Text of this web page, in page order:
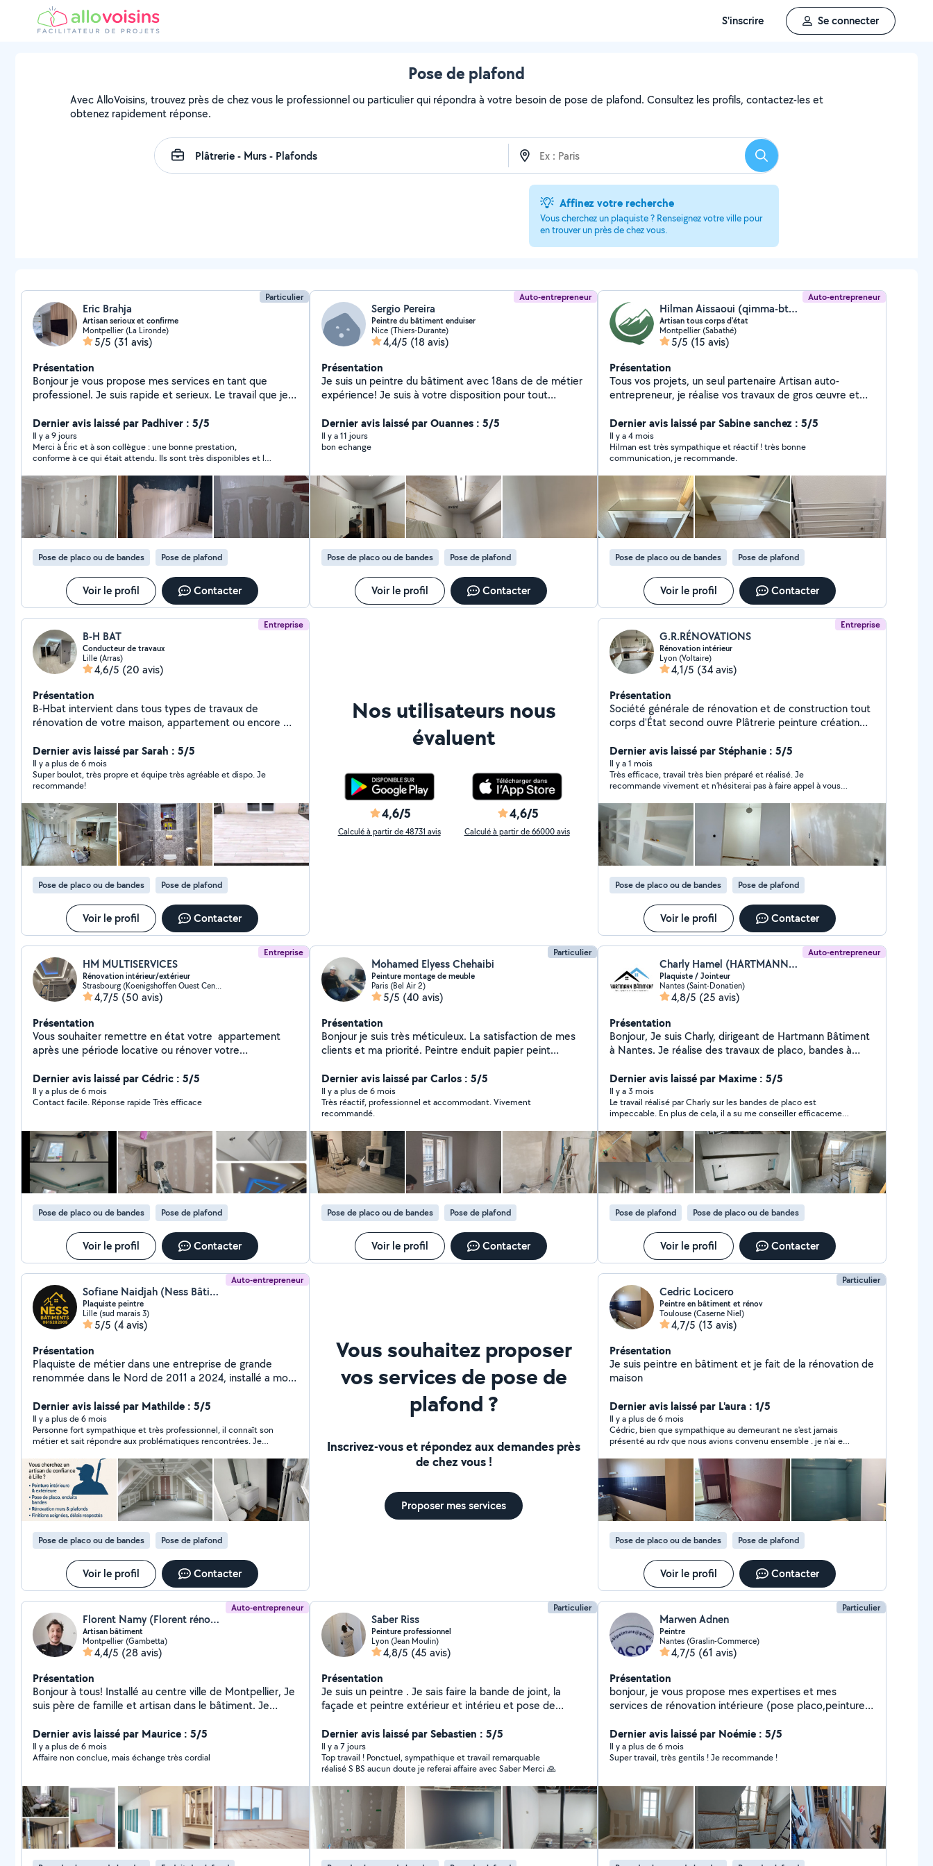
S'inscrire Se connecter
Pose de plafond
Avec AlloVoisins, trouvez près de chez vous le professionnel ou particulier qui répondra à votre besoin de pose de plafond. Consultez les profils, contactez-les et
obtenez rapidement réponse.
Rechercher
Affinez votre recherche
Vous cherchez un plaquiste ? Renseignez votre ville pour
en trouver un près de chez vous.
Particulier
Eric Brahja
Artisan serioux et confirme
Montpellier (La Lironde)
5/5 (31 avis)
Présentation
Bonjour je vous propose mes services en tant que
professionel. Je suis rapide et serieux. Le travail que je
placo, bandes joint, dalles sur plots. Merci contactez
moi.
Dernier avis laissé par Padhiver : 5/5
Il y a 9 jours
Merci à Éric et à son collègue : une bonne prestation,
conforme à ce qui était attendu. Ils sont très disponibles et le
Pose de placo ou de bandes Pose de plafond
Voir le profil Contacter
Auto-entrepreneur
Sergio Pereira
Peintre du bâtiment enduiser
Nice (Thiers-Durante)
4,4/5 (18 avis)
Présentation
Je suis un peintre du bâtiment avec 18ans de de métier
expérience! Je suis à votre disposition pour tout
enduits décoratifs e stucco faux marbre tapissirie etc
ne exite pas merci
Dernier avis laissé par Ouannes : 5/5
Il y a 11 jours
bon echange
Pose de placo ou de bandes Pose de plafond
Voir le profil Contacter
Auto-entrepreneur
Hilman Aissaoui (qimma-btp)
Artisan tous corps d'état
Montpellier (Sabathé)
5/5 (15 avis)
Présentation
Tous vos projets, un seul partenaire Artisan auto-
entrepreneur, je réalise vos travaux de gros œuvre et
donnez à vos chantiers la qualité et le soin qu'ils
méritent.
Dernier avis laissé par Sabine sanchez : 5/5
Il y a 4 mois
Hilman est très sympathique et réactif ! très bonne
communication, je recommande.
Pose de placo ou de bandes Pose de plafond
Voir le profil Contacter
Entreprise
B-H BAT
Conducteur de travaux
Lille (Arras)
4,6/5 (20 avis)
Présentation
B-Hbat intervient dans tous types de travaux de
rénovation de votre maison, appartement ou encore de
Isolation Peinture Jointure Revêtement de sol (Parquet
+ carrelage) extension maison Maçonnerie Fourniture et
pose de fenêtres sur mesure
Dernier avis laissé par Sarah : 5/5
Il y a plus de 6 mois
Super boulot, très propre et équipe très agréable et dispo. Je
recommande!
Pose de placo ou de bandes Pose de plafond
Voir le profil Contacter
Nos utilisateurs nous
évaluent
4,6/5
Calculé à partir de 48731 avis
4,6/5
Calculé à partir de 66000 avis
Entreprise
G.R.RÉNOVATIONS
Rénovation intérieur
Lyon (Voltaire)
4,1/5 (34 avis)
Présentation
Société générale de rénovation et de construction tout
corps d'État second ouvre Plâtrerie peinture création
décoration intérieur pose de porte pose de parquet
pose de cuisine construction de mezzanine sur mesure
en acier construction des escaliers sur mesure en acier
et bois construction de verrière sur mesure en acier
réalisation de électricité réalisation de plomberie
revêtement de sol et mur carrelage création de salle de
bain pose dalle pvc pose de parquet décoration
intérieure plan en 3D nettoyage fin chantier travail
soigné équipé professionnel avec outils professionnel
Dernier avis laissé par Stéphanie : 5/5
Il y a 1 mois
Très efficace, travail très bien préparé et réalisé. Je
recommande vivement et n’hésiterai pas à faire appel à vous
Pose de placo ou de bandes Pose de plafond
Voir le profil Contacter
Entreprise
HM MULTISERVICES
Rénovation intérieur/extérieur
Strasbourg (Koenigshoffen Ouest Centre-Est)
4,7/5 (50 avis)
Présentation
Vous souhaiter remettre en état votre appartement
après une période locative ou rénover votre
un chantier, HM.MULTISERVICES appelée aussi
entreprise tous corps d'état, peut être une solution
intéressante. Elle a l'avantage de pouvoir réaliser
Nos services : -Peinture. - Électricité - Isolation
intérieure - Pose de cloison ou de faux plafond -
Rénovation totale d'appartement ou maison -
Rénovation totale de salle de bain - Pose et dépose de
meuble salle de bain et toilettes, évier, baignoire,
douche.. - Rénovation totale de cuisine. - Menuiserie,
montage et démontage, meuble/ table sur mesure,
portes et fenêtres. - Fabrication de dressings sur
mesure. - Pose de verrière cuisine. - Pose de parquet
flottant, contre-collé. - Pose de cuisine. - Rénovation de
bureaux ou commerces. - Aménagement des combles.
Nous réalisant tout type de dépannage24/24 7j7
Dernier avis laissé par Cédric : 5/5
Il y a plus de 6 mois
Contact facile. Réponse rapide Très efficace
Pose de placo ou de bandes Pose de plafond
Voir le profil Contacter
Particulier
Mohamed Elyess Chehaibi
Peinture montage de meuble
Paris (Bel Air 2)
5/5 (40 avis)
Présentation
Bonjour je suis très méticuleux. La satisfaction de mes
clients et ma priorité. Peintre enduit papier peint
Dernier avis laissé par Carlos : 5/5
Il y a plus de 6 mois
Très réactif, professionnel et accommodant. Vivement
recommandé.
Pose de placo ou de bandes Pose de plafond
Voir le profil Contacter
Auto-entrepreneur
Charly Hamel (HARTMANN BÂTIMENT)
Plaquiste / Jointeur
Nantes (Saint-Donatien)
4,8/5 (25 avis)
Présentation
Bonjour, Je suis Charly, dirigeant de Hartmann Bâtiment
à Nantes. Je réalise des travaux de placo, bandes à
dans les délais et ce, depuis plus de 6 ans ! Que ce soit
en neuf ou en rénovation, j'accompagne particuliers et
pros avec sérieux et réactivité. N'hésitez pas à me
contacter pour vos projets !
Dernier avis laissé par Maxime : 5/5
Il y a 3 mois
Le travail réalisé par Charly sur les bandes de placo est
impeccable. En plus de cela, il a su me conseiller efficacement
Je suis entièrement satisfait et je recommande sans
hésitation.
Pose de plafond Pose de placo ou de bandes
Voir le profil Contacter
Auto-entrepreneur
Sofiane Naidjah (Ness Bâtiments)
Plaquiste peintre
Lille (sud marais 3)
5/5 (4 avis)
Présentation
Plaquiste de métier dans une entreprise de grande
renommée dans le Nord de 2011 a 2024, installé a mon
placo enduit peinture. Revêtements de sol . Je vous
propose mes services de qualités, et surtout a l'écoute
des demandes des clients. Ma devise : Le client doit
être satisfait avant tout. Merci de me téléphoner
directement
Dernier avis laissé par Mathilde : 5/5
Il y a plus de 6 mois
Personne fort sympathique et très professionnel, il connaît son
métier et sait répondre aux problématiques rencontrées. Je
futurs chantiers !
Pose de placo ou de bandes Pose de plafond
Voir le profil Contacter
Vous souhaitez proposer
vos services de pose de
plafond ?
Inscrivez-vous et répondez aux demandes près
de chez vous !
Proposer mes services
Particulier
Cedric Locicero
Peintre en bâtiment et rénov
Toulouse (Caserne Niel)
4,7/5 (13 avis)
Présentation
Je suis peintre en bâtiment et je fait de la rénovation de
maison
Dernier avis laissé par L'aura : 1/5
Il y a plus de 6 mois
Cédric, bien que sympathique au demeurant ne s'est jamais
présenté au rdv que nous avions convenu ensemble . je n'ai eu
c'est bien de vouloir "tripler son salaire" sur allovoisins, mais
encore faut il venir effectuer les prestations.
Pose de placo ou de bandes Pose de plafond
Voir le profil Contacter
Auto-entrepreneur
Florent Namy (Florent rénovation)
Artisan bâtiment
Montpellier (Gambetta)
4,4/5 (28 avis)
Présentation
Bonjour à tous! Installé au centre ville de Montpellier, Je
suis père de famille et artisan dans le bâtiment. Je
ans d'expérience dans le domaine) En plus de ma
ponctualité et de mes nombreuses compétences, ma
femme dit de moi que je suis fort sympathique!
aider. Électricité : Effectuer des travaux d'entretien,
d'aménagement et de dépannage sur une installation
électrique monophasée. Habilitation électrique
Plomberie : Effectuer des travaux d'entretien,
d'aménagement et de dépannage sur une installation
sanitaire Enveloppe intérieur du bâtiment : Effectuer
Dernier avis laissé par Maurice : 5/5
Il y a plus de 6 mois
Affaire non conclue, mais échange très cordial
Particulier
Saber Riss
Peinture professionnel
Lyon (Jean Moulin)
4,8/5 (45 avis)
Présentation
Je suis un peintre . Je sais faire la bande de joint, la
façade et peintre extérieur et intérieu et pose de
Dernier avis laissé par Sebastien : 5/5
Il y a 7 jours
Top travail ! Ponctuel, sympathique et travail remarquable
réalisé S BS aucun doute je referai affaire avec Saber Merci 🙏
Particulier
Marwen Adnen
Peintre
Nantes (Graslin-Commerce)
4,7/5 (61 avis)
Présentation
bonjour, je vous propose mes expertises et mes
services de rénovation intérieure (pose placo,peinture,
Dernier avis laissé par Noémie : 5/5
Il y a plus de 6 mois
Super travail, très gentils ! Je recommande !